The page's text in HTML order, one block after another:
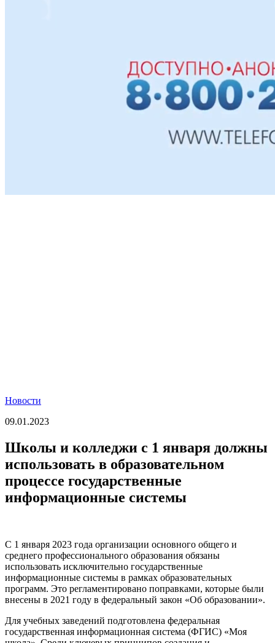
Новости
09.01.2023
Школы и колледжи с 1 января должны
использовать в образовательном
процессе государственные
информационные системы
С 1 января 2023 года организации основного общего и
среднего профессионального образования обязаны
использовать исключительно государственные
информационные системы в рамках образовательных
программ. Это регламентировано поправками, которые были
внесены в 2021 году в федеральный закон «Об образовании».
Для учебных заведений подготовлена федеральная
государственная информационная система (ФГИС) «Моя